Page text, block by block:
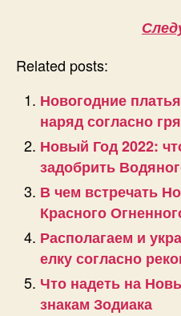
Related posts:
Новогодние
наряд согласно
Новый Год 2022:
задобрить
В чем встречать
Красного
Располагаем и
елку согласно
Что надеть на
знакам Зодиака